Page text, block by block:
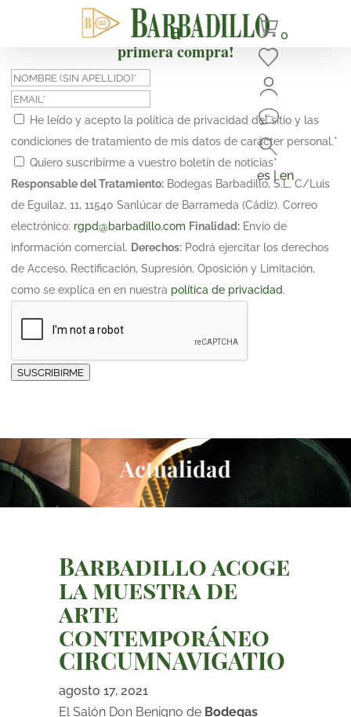
¡Suscríbete y obtén un 10% de descuento en tu
primera compra!
He leído y acepto la política de privacidad del sitio y las
condiciones de tratamiento de mis datos de carácter personal.*
Quiero suscribirme a vuestro boletín de noticias*
Responsable del Tratamiento: Bodegas Barbadillo, S.L. C/Luis
de Eguilaz, 11, 11540 Sanlúcar de Barrameda (Cádiz). Correo
electrónico: rgpd@barbadillo.com Finalidad: Envío de
información comercial. Derechos: Podrá ejercitar los derechos
de Acceso, Rectificación, Supresión, Oposición y Limitación,
como se explica en en nuestra política de privacidad.
SUSCRIBIRME
0
es |en
Actualidad
Barbadillo acoge
la muestra de
arte
contemporáneo
CIRCUMNAVIGATIO
agosto 17, 2021
El Salón Don Benigno deBodegas